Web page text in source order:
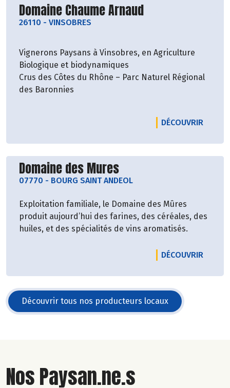
Découvrir le producteur
Domaine Chaume Arnaud
26110 - VINSOBRES
Vignerons Paysans à Vinsobres, en Agriculture
Biologique et biodynamiques
Crus des Côtes du Rhône – Parc Naturel Régional
des Baronnies
DÉCOUVRIR
Découvrir le producteur
Domaine des Mures
07770 - BOURG SAINT ANDEOL
Exploitation familiale, le Domaine des Mûres
produit aujourd’hui des farines, des céréales, des
huiles, et des spécialités de vins aromatisés.
DÉCOUVRIR
Découvrir tous nos producteurs locaux
Nos Paysan.ne.s